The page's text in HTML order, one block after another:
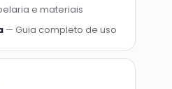
e materiais
— Guia completo de uso